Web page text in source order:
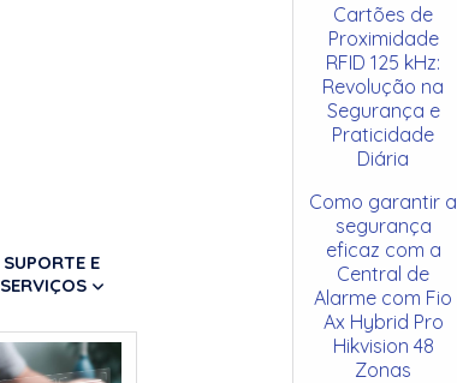
SUPORTE E
SERVIÇOS
Cartões de
Proximidade
RFID 125 kHz:
Revolução na
Segurança e
Praticidade
Diária
Como garantir a
segurança
eficaz com a
Central de
Alarme com Fio
Ax Hybrid Pro
Hikvision 48
Zonas